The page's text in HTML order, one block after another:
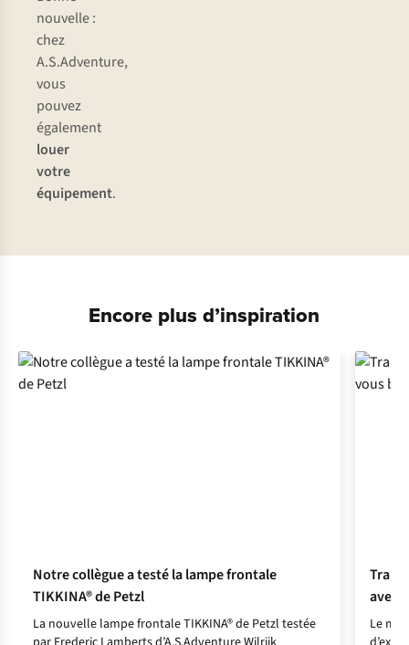
nouvelle :
chez
A.S.Adventure,
vous
pouvez
également
louer
votre
équipement.
Encore plus d’inspiration
Notre collègue a testé la lampe frontale
TIKKINA® de Petzl
La nouvelle lampe frontale TIKKINA® de Petzl testée
Trail
avez-
Le